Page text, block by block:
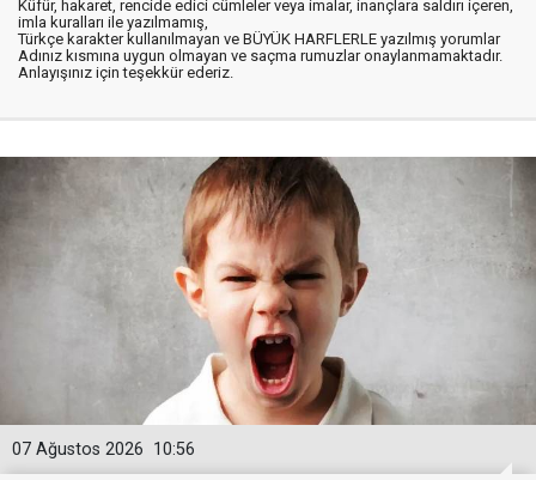
Küfür, hakaret, rencide edici cümleler veya imalar, inançlara saldırı içeren,
imla kuralları ile yazılmamış,
Türkçe karakter kullanılmayan ve BÜYÜK HARFLERLE yazılmış yorumlar
Adınız kısmına uygun olmayan ve saçma rumuzlar onaylanmamaktadır.
Anlayışınız için teşekkür ederiz.
10:56
07 Ağustos 2026